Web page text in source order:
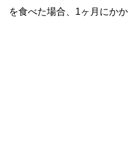
を食べた場合、1ヶ月にか